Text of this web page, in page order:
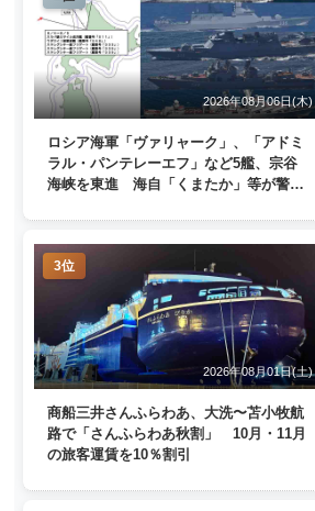
2026年08月06日(木)
ロシア海軍「ヴァリャーク」、「アドミ
ラル・パンテレーエフ」など5艦、宗谷
海峡を東進 海自「くまたか」等が警戒
3位
2026年08月01日(土)
商船三井さんふらわあ、大洗〜苫小牧航
路で「さんふらわあ秋割」 10月・11月
の旅客運賃を10％割引